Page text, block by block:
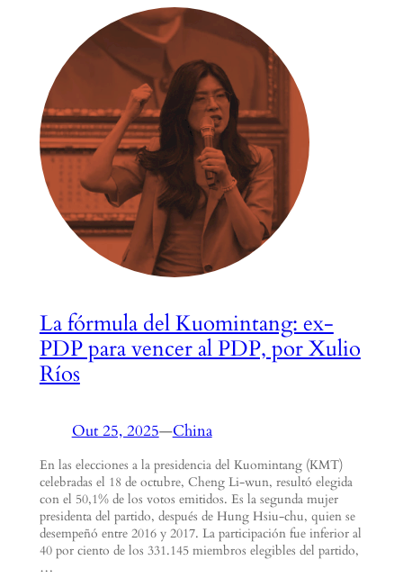
La fórmula del Kuomintang: ex-
PDP para vencer al PDP, por Xulio
Ríos
Out 25, 2025—China
En las elecciones a la presidencia del Kuomintang (KMT)
celebradas el 18 de octubre, Cheng Li-wun, resultó elegida
con el 50,1% de los votos emitidos. Es la segunda mujer
presidenta del partido, después de Hung Hsiu-chu, quien se
desempeñó entre 2016 y 2017. La participación fue inferior al
40 por ciento de los 331.145 miembros elegibles del partido,
…